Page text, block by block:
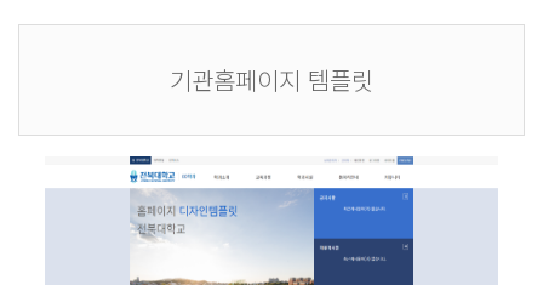
기관홈페이지 템플릿